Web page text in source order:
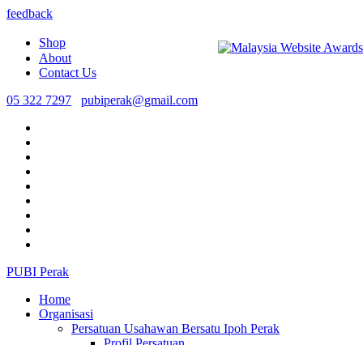
feedback
Shop
About
Contact Us
05 322 7297
pubiperak@gmail.com
PUBI Perak
Home
Organisasi
Persatuan Usahawan Bersatu Ipoh Perak